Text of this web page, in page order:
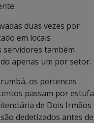
duas vezes por
em locais
servidores também
apenas um por setor.
os pertences
passam por estufa
de Dois Irmãos
dedetizados antes de